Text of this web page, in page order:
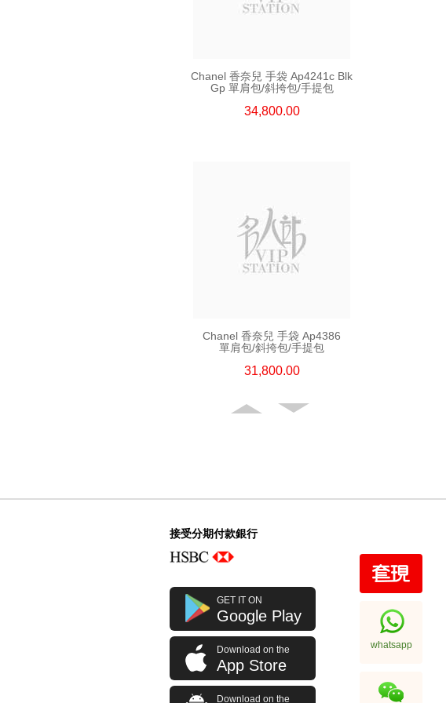
Chanel 香奈兒 手袋 Ap4241c Blk
Gp 單肩包/斜挎包/手提包
34,800.00
Chanel 香奈兒 手袋 Ap4386
單肩包/斜挎包/手提包
31,800.00
Chanel 香奈兒 手袋 Ap4936c Blk
Gp 單肩包/斜挎包
32,800.00
接受分期付款銀行
GET IT ON
Google Play
Download on the
App Store
Download on the
whatsapp